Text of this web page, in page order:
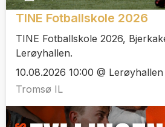
TINE Fotballskole 2026
TINE Fotballskole 2026,
Lerøyhallen.
10.08.2026 10:00 @ Lerøyhallen
Tromsø IL